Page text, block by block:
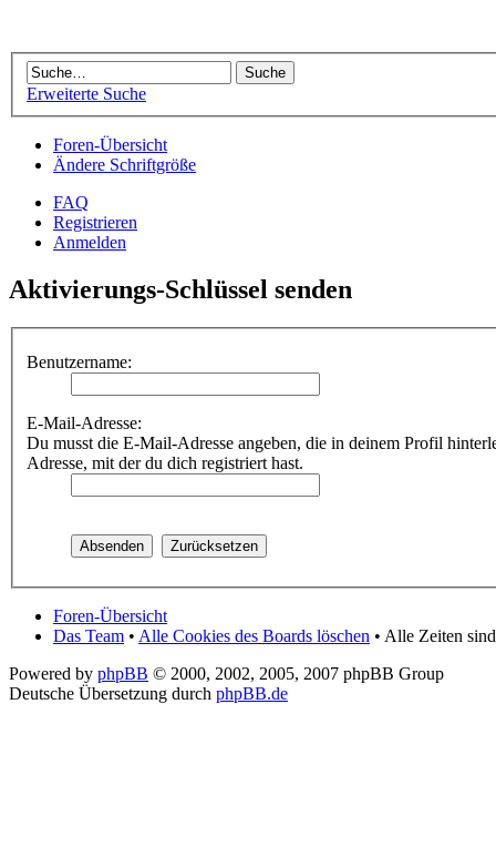
Erweiterte Suche
Foren-Übersicht
Ändere Schriftgröße
FAQ
Registrieren
Anmelden
Aktivierungs-Schlüssel senden
Benutzername:
E-Mail-Adresse:
Du musst die E-Mail-Adresse angeben, die in deinem Profil
Adresse, mit der du dich registriert hast.
Foren-Übersicht
Das Team • Alle Cookies des Boards löschen • Alle Zeiten
Powered by phpBB © 2000, 2002, 2005, 2007 phpBB Group
Deutsche Übersetzung durch phpBB.de